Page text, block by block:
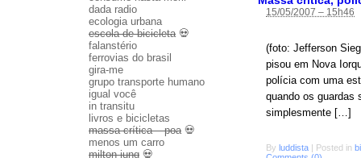
15/05/2007 – 15h46
(foto: Jefferson
pisou em Nova
polícia com uma
quando os guardas
simplesmente […]
By luddista | Posted in
dada radio
ecologia urbana
escola de bicicleta💀
falanstério
ferrovias do brasil
gira-me
grupo transporte humano
igual você
in transitu
livros e bicicletas
massa crítica – poa💀
menos um carro
milton jung 💀